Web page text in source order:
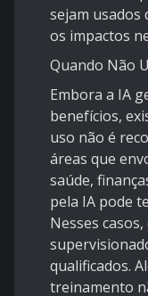
sejam usados
os impactos
Quando Não
Embora a IA
benefícios,
uso não é
áreas que
saúde,
pela IA pode
Nesses
qualificados.
treinamento